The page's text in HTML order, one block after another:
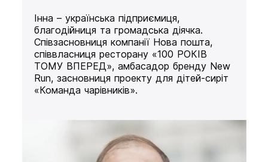
Інна – українська підприємиця,
благодійниця та громадська діячка.
Співзасновниця компанії Нова пошта,
співвласниця ресторану «100 РОКІВ
ТОМУ ВПЕРЕД», амбасадор бренду New
Run, засновниця проекту для дітей-сиріт
«Команда чарівників».